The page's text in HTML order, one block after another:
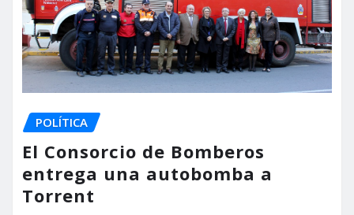
POLÍTICA
El Consorcio de Bomberos
entrega una autobomba a
Torrent